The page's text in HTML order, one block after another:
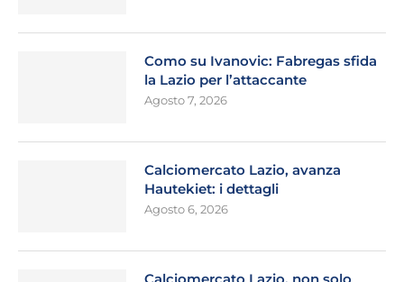
Como su Ivanovic: Fabregas sfida
la Lazio per l’attaccante
Agosto 7, 2026
Calciomercato Lazio, avanza
Hautekiet: i dettagli
Agosto 6, 2026